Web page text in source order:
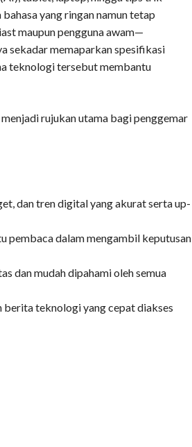
yang ringan namun tetap
maupun pengguna awam—
sekadar memaparkan spesifikasi
teknologi tersebut membantu
rujukan utama bagi penggemar
dan tren digital yang akurat serta up-
pembaca dalam mengambil keputusan
dan mudah dipahami oleh semua
teknologi yang cepat diakses